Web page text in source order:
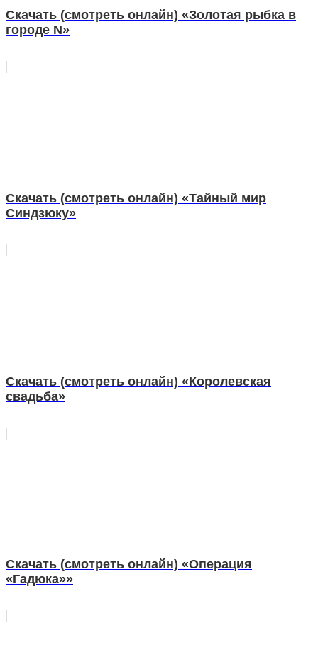
Скачать (смотреть онлайн) «Золотая рыбка в
городе N»
Скачать (смотреть онлайн) «Тайный мир
Синдзюку»
Скачать (смотреть онлайн) «Королевская
свадьба»
Скачать (смотреть онлайн) «Операция
«Гадюка»»